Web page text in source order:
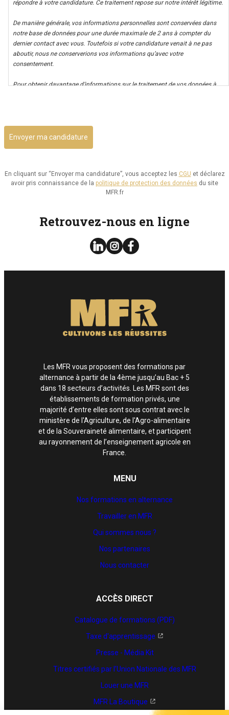
répondre à votre candidature. Ce traitement repose sur notre intérêt légitime.
De manière générale, vos informations personnelles sont conservées dans
notre base de données pour une durée maximale de 2 ans à compter du
dernier contact avec vous. Toutefois si votre candidature venait à ne pas
aboutir, nous ne conserverions vos informations qu’avec votre
consentement.
Pour obtenir davantage d’informations sur le traitement de vos données à
Il vous est possible d’avoir un accès à vos données, ainsi que de les rectifier,
ou d’exercer votre droit à la limitation de leur utilisation. Par ailleurs, vous
disposez d’un droit d’opposition à cette utilisation et d’effacement de ces
Vous pouvez consulter le site de la CNIL.fr ou
Vous pouvez exercer les droits ci-dessus présentés en contactant notre
délégué à la protection des données à l’adresse dpo@mfr.asso.fr
En cliquant sur “Envoyer ma candidature”, vous acceptez les CGU et déclarez
avoir pris connaissance de la politique de protection des données du site
MFR.fr
Retrouvez-nous en ligne
Les MFR vous proposent des formations par
alternance à partir de la 4ème jusqu’au Bac + 5
dans 18 secteurs d’activités. Les MFR sont des
établissements de formation privés, une
majorité d’entre elles sont sous contrat avec le
ministère de l'Agriculture, de l'Agro-alimentaire
et de la Souveraineté alimentaire, et participent
au rayonnement de l’enseignement agricole en
France.
MENU
Nos formations en alternance
Travailler en MFR
Qui sommes nous ?
Nos partenaires
Nous contacter
ACCÈS DIRECT
Catalogue de formations (PDF)
Taxe d'apprentissage
Presse - Média Kit
Titres certifiés par l’Union Nationale des MFR
Louer une MFR
MFR La Boutique